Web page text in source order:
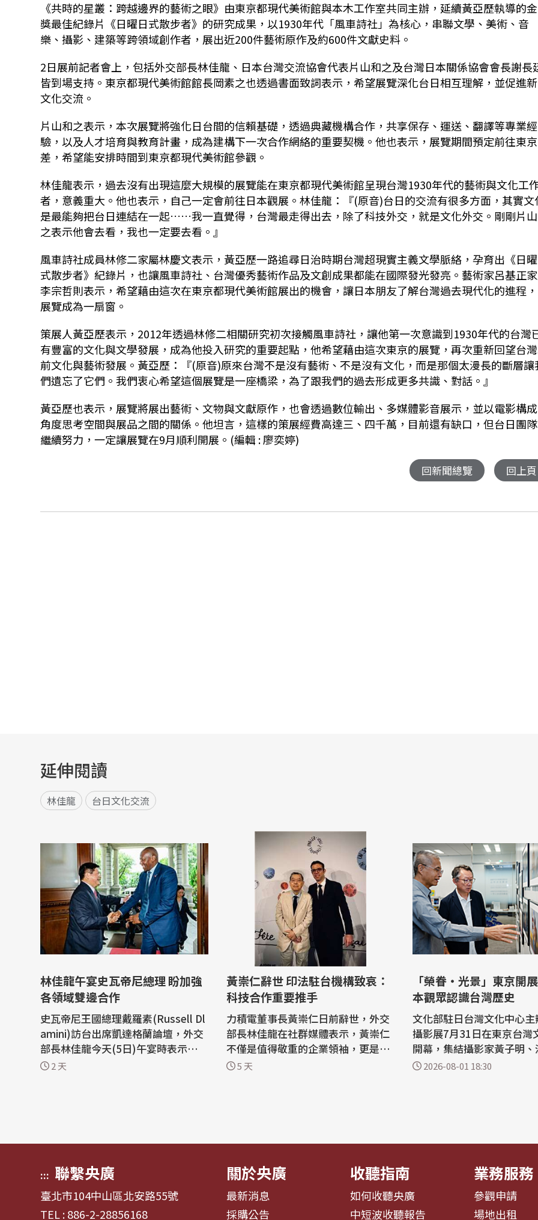
《共時的星叢：跨越邊界的藝術之眼》由東京都現代美術館與本木工作室共同主辦，延續黃亞歷執導的
獎最佳紀錄片《日曜日式散步者》的研究成果，以1930年代「風車詩社」為核心，串聯文學、美術、音
樂、攝影、建築等跨領域創作者，展出近200件藝術原作及約600件文獻史料。
2日展前記者會上，包括外交部長林佳龍、日本台灣交流協會代表片山和之及台灣日本關係協會會長謝長
皆到場支持。東京都現代美術館館長岡素之也透過書面致詞表示，希望展覽深化台日相互理解，並促進
文化交流。
片山和之表示，本次展覽將強化日台間的信賴基礎，透過典藏機構合作，共享保存、運送、翻譯等專業經
驗，以及人才培育與教育計畫，成為建構下一次合作網絡的重要契機。他也表示，展覽期間預定前往東
差，希望能安排時間到東京都現代美術館參觀。
林佳龍表示，過去沒有出現這麼大規模的展覽能在東京都現代美術館呈現台灣1930年代的藝術與文化工
者，意義重大。他也表示，自己一定會前往日本觀展。林佳龍：『(原音)台日的交流有很多方面，其實文
是最能夠把台日連結在一起……我一直覺得，台灣最走得出去，除了科技外交，就是文化外交。剛剛片
之表示他會去看，我也一定要去看。』
風車詩社成員林修二家屬林慶文表示，黃亞歷一路追尋日治時期台灣超現實主義文學脈絡，孕育出《日
式散步者》紀錄片，也讓風車詩社、台灣優秀藝術作品及文創成果都能在國際發光發亮。藝術家呂基正
李宗哲則表示，希望藉由這次在東京都現代美術館展出的機會，讓日本朋友了解台灣過去現代化的進程
展覽成為一扇窗。
策展人黃亞歷表示，2012年透過林修二相關研究初次接觸風車詩社，讓他第一次意識到1930年代的台灣
有豐富的文化與文學發展，成為他投入研究的重要起點，他希望藉由這次東京的展覽，再次重新回望台
前文化與藝術發展。黃亞歷：『(原音)原來台灣不是沒有藝術、不是沒有文化，而是那個太漫長的斷層讓
們遺忘了它們。我們衷心希望這個展覽是一座橋梁，為了跟我們的過去形成更多共識、對話。』
黃亞歷也表示，展覽將展出藝術、文物與文獻原作，也會透過數位輸出、多媒體影音展示，並以電影構
角度思考空間與展品之間的關係。他坦言，這樣的策展經費高達三、四千萬，目前還有缺口，但台日團
繼續努力，一定讓展覽在9月順利開展。 (編輯 : 廖奕婷)
回新聞總覽 回上頁
延伸閱讀
林佳龍 台日文化交流
林佳龍午宴史瓦帝尼總理 盼加強
各領域雙邊合作
史瓦帝尼王國總理戴羅素(Russell Dl
amini)訪台出席凱達格蘭論壇，外交
部長林佳龍今天(5日)午宴時表示，台
灣自豪能成為史國最值得信賴的發展
2 天
黃崇仁辭世 印法駐台機構致哀：
科技合作重要推手
力積電董事長黃崇仁日前辭世，外交
部長林佳龍在社群媒體表示，黃崇仁
不僅是值得敬重的企業領袖，更是能
共商國家發展、國際局勢與願景的忘
5 天
「榮眷・光景」東京開
本觀眾認識台灣歷史
文化部駐日台灣文化中心
攝影展7月31日在東京台灣
開幕，集結攝影家黃子明
以及嘉義市「眷戀眷村」
2026-08-01 18:30
::: 聯繫央廣
臺北市104中山區北安路55號
TEL : 886-2-28856168
關於央廣
最新消息
採購公告
收聽指南
如何收聽央廣
中短波收聽報告
業務服務
參觀申請
場地出租